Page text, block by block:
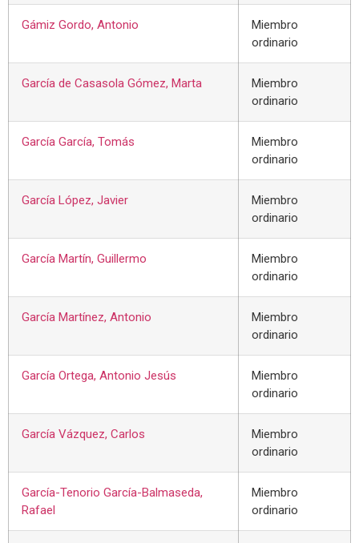
Gámiz Gordo, Antonio
Miembro
ordinario
García de Casasola Gómez, Marta
Miembro
ordinario
García García, Tomás
Miembro
ordinario
García López, Javier
Miembro
ordinario
García Martín, Guillermo
Miembro
ordinario
García Martínez, Antonio
Miembro
ordinario
García Ortega, Antonio Jesús
Miembro
ordinario
García Vázquez, Carlos
Miembro
ordinario
García-Tenorio García-Balmaseda,
Rafael
Miembro
ordinario